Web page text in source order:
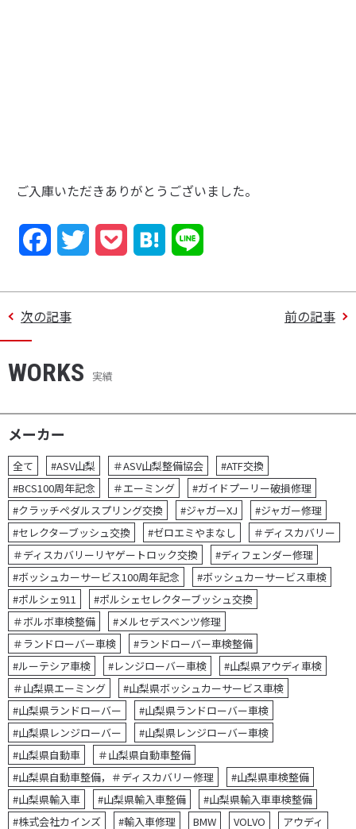
ご入庫いただきありがとうございました。
b
o
k
次の記事 前の記事
WORKS 実績
メーカー
全て #ASV山梨 ＃ASV山梨整備協会
#ATF交換
#BCS100周年記念
＃エーミング
#ガイドプーリー破損修理
#クラッチペダルスプリング交換
#ジャガーXJ
#ジャガー修理
#セレクターブッシュ交換
#ゼロエミやまなし
＃ディスカバリー
＃ディスカバリーリヤゲートロック交換
#ディフェンダー修理
#ボッシュカーサービス100周年記念
#ボッシュカーサービス車検
#ポルシェ911
#ポルシェセレクターブッシュ交換
＃ボルボ車検整備
#メルセデスベンツ修理
＃ランドローバー車検
#ランドローバー車検整備
#ルーテシア車検
#レンジローバー車検
#山梨県アウディ車検
＃山梨県エーミング
#山梨県ボッシュカーサービス車検
#山梨県ランドローバー
#山梨県ランドローバー車検
#山梨県レンジローバー
#山梨県レンジローバー車検
#山梨県自動車
＃山梨県自動車整備
#山梨県自動車整備，＃ディスカバリー修理
#山梨県車検整備
#山梨県輸入車
#山梨県輸入車整備
#山梨県輸入車車検整備
#株式会社カインズ
#輸入車修理 BMW VOLVO アウディ